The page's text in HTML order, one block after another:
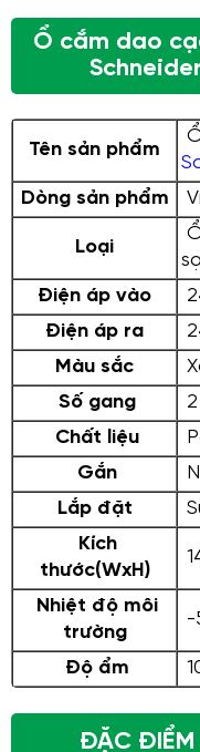
Ổ cắm dao
Tên sản phẩm
Dòng sản phẩm
Loại
Điện áp vào
Điện áp ra
Màu sắc
Số gang
Chất liệu
Gắn
Lắp đặt
Kích
thước(WxH)
Nhiệt độ môi
trường
-
Độ ẩm
ĐẶC ĐIỂM